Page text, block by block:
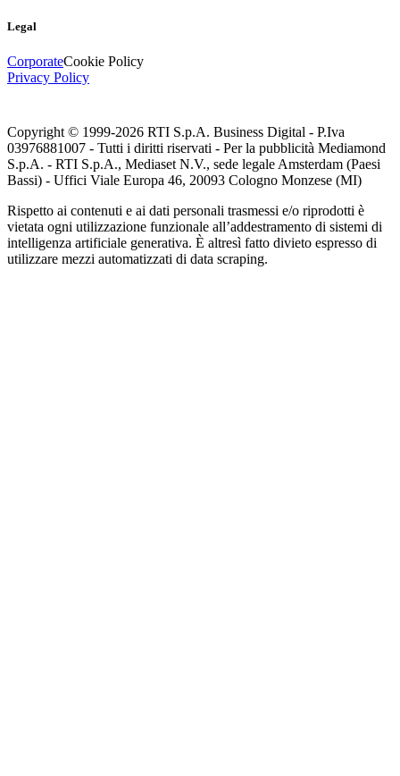
Legal
CorporateCookie Policy
Privacy Policy
Copyright © 1999-2026 RTI S.p.A. Business Digital - P.Iva
03976881007 - Tutti i diritti riservati - Per la pubblicità Mediamond
S.p.A. - RTI S.p.A., Mediaset N.V., sede legale Amsterdam (Paesi
Bassi) - Uffici Viale Europa 46, 20093 Cologno Monzese (MI)
Rispetto ai contenuti e ai dati personali trasmessi e/o riprodotti è
vietata ogni utilizzazione funzionale all’addestramento di sistemi di
intelligenza artificiale generativa. È altresì fatto divieto espresso di
utilizzare mezzi automatizzati di data scraping.